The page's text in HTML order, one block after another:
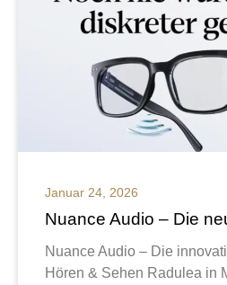
Januar 24, 2026
Nuance Audio – Die
Nuance Audio – Die
Hören & Sehen Radulea in